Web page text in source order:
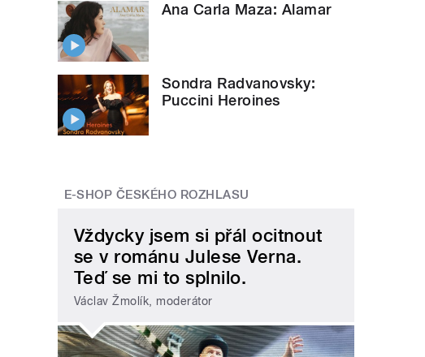
Ana Carla Maza: Alamar
Sondra Radvanovsky:
Puccini Heroines
E-SHOP ČESKÉHO ROZHLASU
Vždycky jsem si přál ocitnout
se v románu Julese Verna.
Teď se mi to splnilo.
Václav Žmolík, moderátor